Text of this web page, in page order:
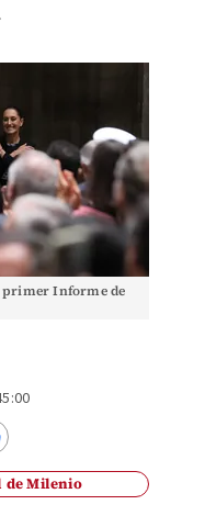
primer Informe de
de Milenio